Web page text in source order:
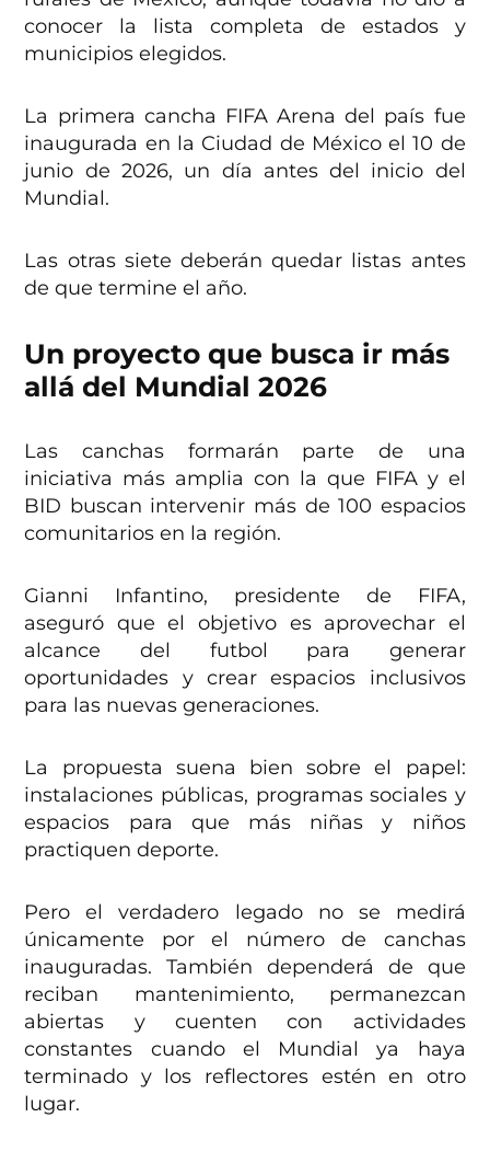
conocer la lista completa de estados y
municipios elegidos.
La primera cancha FIFA Arena del país fue
inaugurada en la Ciudad de México el 10 de
junio de 2026, un día antes del inicio del
Mundial.
Las otras siete deberán quedar listas antes
de que termine el año.
Un proyecto que busca ir más
allá del Mundial 2026
Las canchas formarán parte de una
iniciativa más amplia con la que FIFA y el
BID buscan intervenir más de 100 espacios
comunitarios en la región.
Gianni Infantino, presidente de FIFA,
aseguró que el objetivo es aprovechar el
alcance del futbol para generar
oportunidades y crear espacios inclusivos
para las nuevas generaciones.
La propuesta suena bien sobre el papel:
instalaciones públicas, programas sociales y
espacios para que más niñas y niños
practiquen deporte.
Pero el verdadero legado no se medirá
únicamente por el número de canchas
inauguradas. También dependerá de que
reciban mantenimiento, permanezcan
abiertas y cuenten con actividades
constantes cuando el Mundial ya haya
terminado y los reflectores estén en otro
lugar.